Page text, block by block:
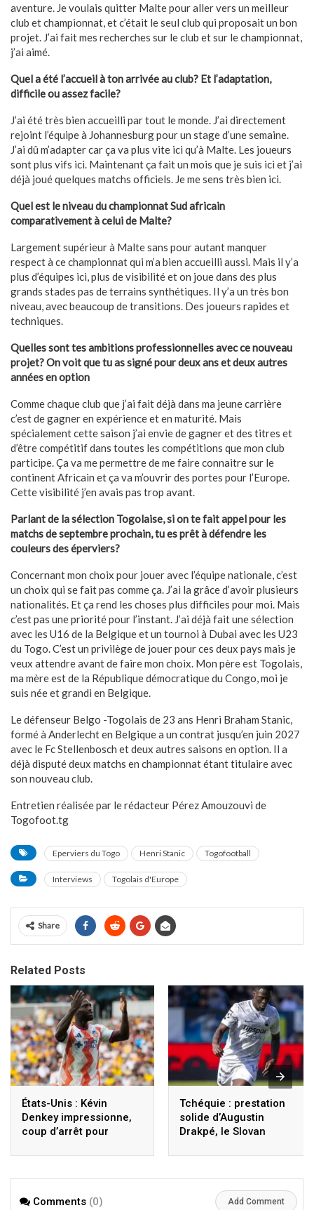
aventure. Je voulais quitter Malte pour aller vers un meilleur
club et championnat, et c’était le seul club qui proposait un bon
projet. J’ai fait mes recherches sur le club et sur le championnat,
j’ai aimé.
Quel a été l’accueil à ton arrivée au club? Et l’adaptation,
difficile ou assez facile?
J’ai été très bien accueilli par tout le monde. J’ai directement
rejoint l’équipe à Johannesburg pour un stage d’une semaine.
J’ai dû m’adapter car ça va plus vite ici qu’à Malte. Les joueurs
sont plus vifs ici. Maintenant ça fait un mois que je suis ici et j’ai
déjà joué quelques matchs officiels. Je me sens très bien ici.
Quel est le niveau du championnat Sud africain
comparativement à celui de Malte?
Largement supérieur à Malte sans pour autant manquer
respect à ce championnat qui m’a bien accueilli aussi. Mais il y’a
plus d’équipes ici, plus de visibilité et on joue dans des plus
grands stades pas de terrains synthétiques. Il y’a un très bon
niveau, avec beaucoup de transitions. Des joueurs rapides et
techniques.
Quelles sont tes ambitions professionnelles avec ce nouveau
projet? On voit que tu as signé pour deux ans et deux autres
années en option
Comme chaque club que j’ai fait déjà dans ma jeune carrière
c’est de gagner en expérience et en maturité. Mais
spécialement cette saison j’ai envie de gagner et des titres et
d’être compétitif dans toutes les compétitions que mon club
participe. Ça va me permettre de me faire connaitre sur le
continent Africain et ça va m’ouvrir des portes pour l’Europe.
Cette visibilité j’en avais pas trop avant.
Parlant de la sélection Togolaise, si on te fait appel pour les
matchs de septembre prochain, tu es prêt à défendre les
couleurs des éperviers?
Concernant mon choix pour jouer avec l’équipe nationale, c’est
un choix qui se fait pas comme ça. J’ai la grâce d’avoir plusieurs
nationalités. Et ça rend les choses plus difficiles pour moi. Mais
c’est pas une priorité pour l’instant. J’ai déjà fait une sélection
avec les U16 de la Belgique et un tournoi à Dubai avec les U23
du Togo. C’est un privilège de jouer pour ces deux pays mais je
veux attendre avant de faire mon choix. Mon père est Togolais,
ma mère est de la République démocratique du Congo, moi je
suis née et grandi en Belgique.
Le défenseur Belgo -Togolais de 23 ans Henri Braham Stanic,
formé à Anderlecht en Belgique a un contrat jusqu’en juin 2027
avec le Fc Stellenbosch et deux autres saisons en option. Il a
déjà disputé deux matchs en championnat étant titulaire avec
son nouveau club.
Entretien réalisée par le rédacteur Pérez Amouzouvi de
Togofoot.tg
Eperviers du Togo Henri Stanic Togofootball
Interviews Togolais d'Europe
Share
Related Posts
États-Unis : Kévin
Denkey impressionne,
coup d’arrêt pour
Tchéquie : prestation
solide d’Augustin
Drakpé, le Slovan
d’entrée
Comments (0) Add Comment